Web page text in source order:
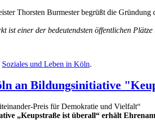
Thorsten Burmester begrüßt die
ist einer der bedeutendsten öffentlichen
Soziales und Leben in Köln.
an Bildungsinitiative
Preis für Demokratie und Vielfalt“
„Keupstraße ist überall“ erhält